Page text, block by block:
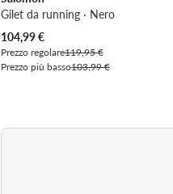
Gilet da running · Nero
Prezzo attuale
104,99€
Prezzo regolare119,95 €
Prezzo più basso103,99 €